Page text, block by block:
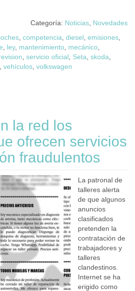
Categoría: Noticias Novedades
competencia diesel emisiones
ley, mantenimiento mecánico
servicio oficial Seta skoda
vehículos volkswagen
la red los
ofrecen servicios
fraudulentos
La patronal de
talleres alerta
de que algunos
anuncios
clasificados
pretenden la
contratación de
trabajadores y
talleres
clandestinos.
Internet se ha
erigido como